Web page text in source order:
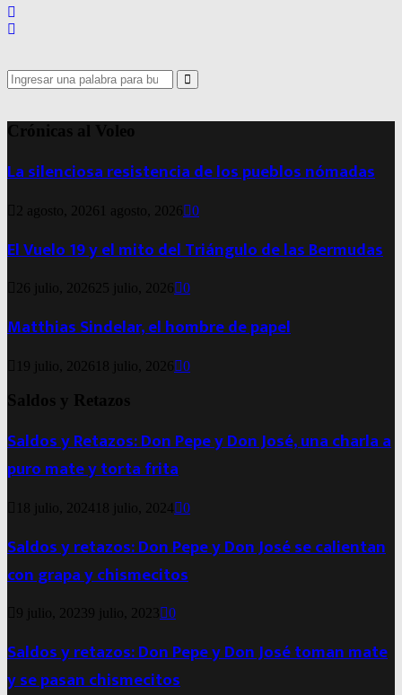
Search
for:
Search
Crónicas al Voleo
La silenciosa resistencia de los pueblos nómadas
2 agosto, 2026 1 agosto, 2026 0
El Vuelo 19 y el mito del Triángulo de las Bermudas
26 julio, 2026 25 julio, 2026 0
Matthias Sindelar, el hombre de papel
19 julio, 2026 18 julio, 2026 0
Saldos y Retazos
Saldos y Retazos: Don Pepe y Don José, una charla a
puro mate y torta frita
18 julio, 2024 18 julio, 2024 0
Saldos y retazos: Don Pepe y Don José se calientan
con grapa y chismecitos
9 julio, 20239 julio, 2023 0
Saldos y retazos: Don Pepe y Don José toman mate
y se pasan chismecitos